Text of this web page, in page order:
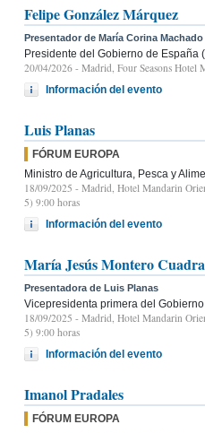
Felipe González Márquez
Presentador de María Corina Machado
Presidente del Gobierno de España
20/04/2026 - Madrid, Four Seasons Hotel
Información del evento
Luis Planas
FÓRUM EUROPA
Ministro de Agricultura, Pesca y
18/09/2025 - Madrid, Hotel Mandarin
5) 9:00 horas
Información del evento
María Jesús Montero
Presentadora de Luis Planas
Vicepresidenta primera del
18/09/2025 - Madrid, Hotel Mandarin
5) 9:00 horas
Información del evento
Imanol Pradales
FÓRUM EUROPA